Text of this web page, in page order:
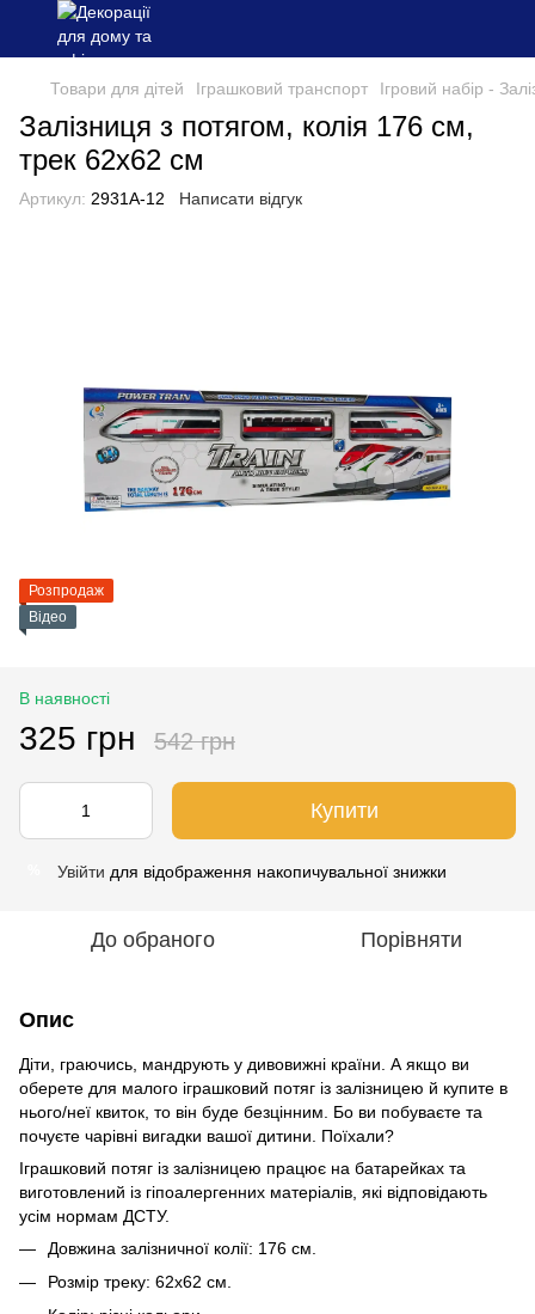
Товари для дітей Іграшковий транспорт Ігровий набір -
Залізниця з потягом, колія 176 см,
трек 62х62 см
Артикул: 2931A-12 Написати відгук
Розпродаж
Відео
В наявності
325 грн 542 грн
Купити
Увійти для відображення накопичувальної знижки
До обраного Порівняти
Опис
Діти, граючись, мандрують у дивовижні країни. А якщо ви
оберете для малого іграшковий потяг із залізницею й купите в
нього/неї квиток, то він буде безцінним. Бо ви побуваєте та
почуєте чарівні вигадки вашої дитини. Поїхали?
Іграшковий потяг із залізницею працює на батарейках та
виготовлений із гіпоалергенних матеріалів, які відповідають
усім нормам ДСТУ.
Довжина залізничної колії: 176 см.
Розмір треку: 62х62 см.